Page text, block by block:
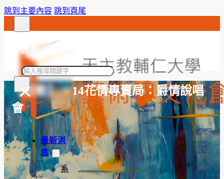
跳到主要內容 跳到頁尾
搜尋
搜
×
最新消
息
系
【活動】 3/14花情專賣局：爵情說唱
會